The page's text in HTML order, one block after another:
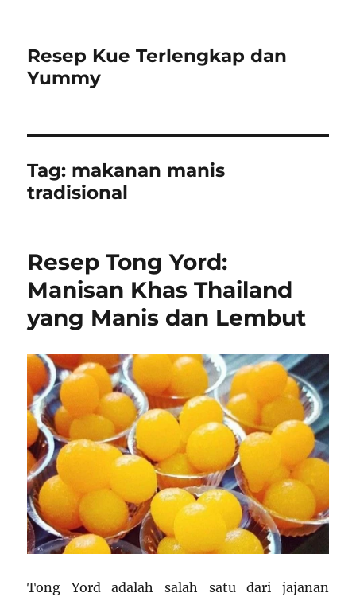
Resep Kue Terlengkap dan
Yummy
Tag: makanan manis
tradisional
Resep Tong Yord:
Manisan Khas Thailand
yang Manis dan Lembut
Tong Yord adalah salah satu dari jajanan